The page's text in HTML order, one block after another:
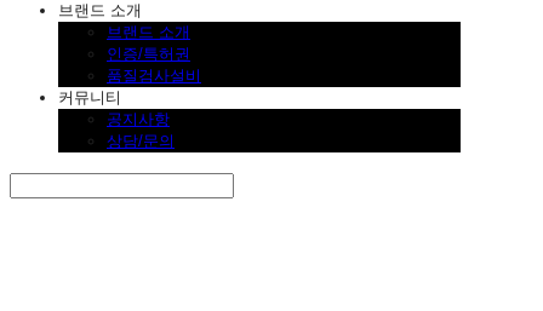
브랜드 소개
브랜드 소개
인증/특허권
품질검사설비
커뮤니티
공지사항
상담/문의